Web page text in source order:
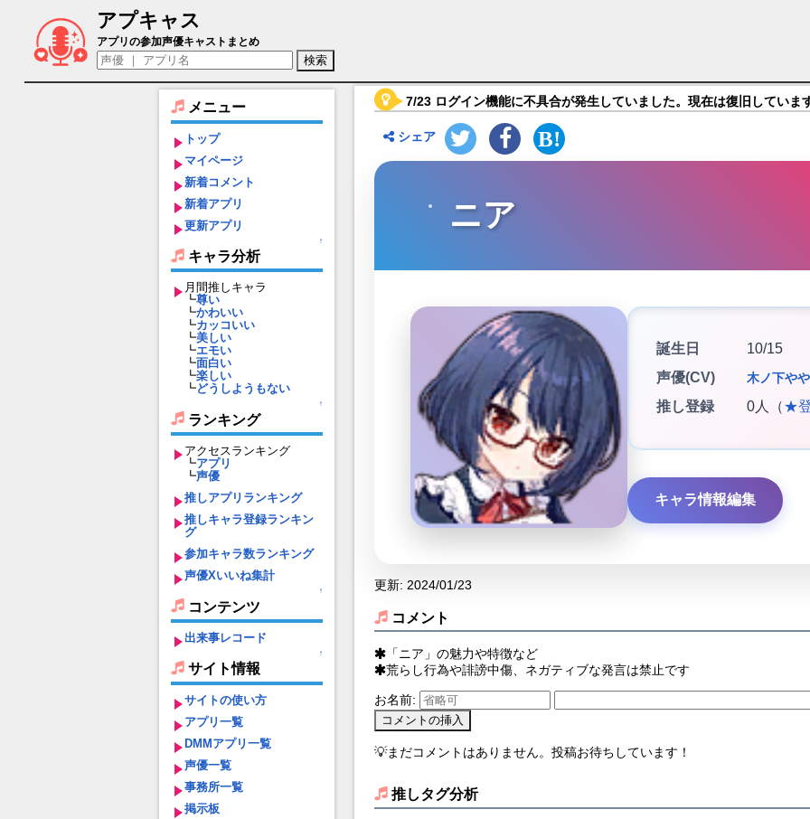
アプキャス
ニア（声優：木ノ下やや)【天啓パラドクス】キャラ紹介
アプリの参加声優キャストまとめ
メニュー
トップ
マイページ
新着コメント
新着アプリ
更新アプリ
↑
キャラ分析
月間推しキャラ
┗尊い
┗かわいい
┗カッコいい
┗美しい
┗エモい
┗面白い
┗楽しい
┗どうしようもない
↑
ランキング
アクセスランキング
┗アプリ
┗声優
推しアプリランキング
推しキャラ登録ランキン
グ
参加キャラ数ランキング
声優Xいいね集計
↑
コンテンツ
出来事レコード
↑
サイト情報
サイトの使い方
アプリ一覧
DMMアプリ一覧
声優一覧
事務所一覧
掲示板
7/23 ログイン機能に不具合が発生していました。現在は復旧していま
シェア
ニア
誕生日
10/15
声優(CV)
木ノ下やや
推し登録 0人（★
キャラ情報編集
更新: 2024/01/23
コメント
「ニア」の魅力や特徴など
荒らし行為や誹謗中傷、ネガティブな発言は禁止です
お名前:
💡まだコメントはありません。投稿お待ちしています！
推しタグ分析